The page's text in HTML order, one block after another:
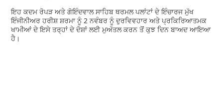
ਇਹ ਕਦਮ ਰੋਪੜ ਅਤੇ ਗੋਇੰਦਵਾਲ ਸਾਹਿਬ ਥਰਮਲ ਪਲਾਂਟਾਂ ਦੇ ਇੰਚਾਰਜ ਮੁੱਖ
ਇੰਜੀਨੀਅਰ ਹਰੀਸ਼ ਸ਼ਰਮਾ ਨੂੰ 2 ਨਵੰਬਰ ਨੂੰ ਦੁਰਵਿਵਹਾਰ ਅਤੇ ਪ੍ਰਕਿਰਿਆਤਮਕ
ਖਾਮੀਆਂ ਦੇ ਇਸੇ ਤਰ੍ਹਾਂ ਦੇ ਦੋਸ਼ਾਂ ਲਈ ਮੁਅੱਤਲ ਕਰਨ ਤੋਂ ਕੁਝ ਦਿਨ ਬਾਅਦ ਆਇਆ
ਹੈ।